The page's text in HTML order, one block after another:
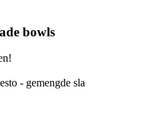
bowls
- gemengde sla